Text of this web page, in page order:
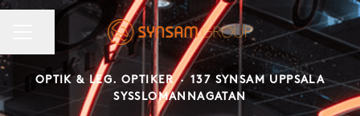
KARRIÄRMENY
Dela sidan
OPTIK & LEG. OPTIKER · 137 SYNSAM UPPSALA
SYSSLOMANNAGATAN